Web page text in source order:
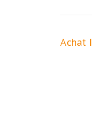
Achat